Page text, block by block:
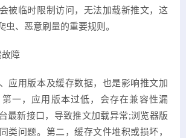
被临时限制访问，无法加载新推文，这
虫、恶意刷量的重要规则。
故障
应用版本及缓存数据，也是影响推文加
一，应用版本过低，会存在兼容性漏
最新接口，导致推文加载异常;浏览器版
类问题。第二，缓存文件堆积或损坏，